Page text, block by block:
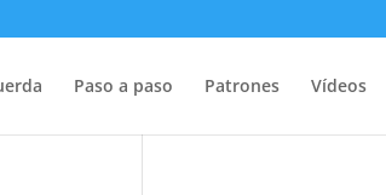
Paso a paso Patrones Vídeos